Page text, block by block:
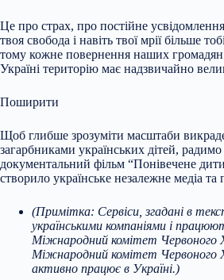
Це про страх, про постійне
твоя свобода і навіть твої мрії більше
тому кожне повернення наших громадян
Україні територію має надзвичайно
Поширити
Щоб глибше зрозуміти масштаби
загарбниками українських дітей,
документальний фільм “Понівечене
створило українське незалежне медіа
(Примітка: Сервіси, згадані в
українськими компаніями і
Міжнародний комітет
Міжнародний комітет
активно працює в Україні.)